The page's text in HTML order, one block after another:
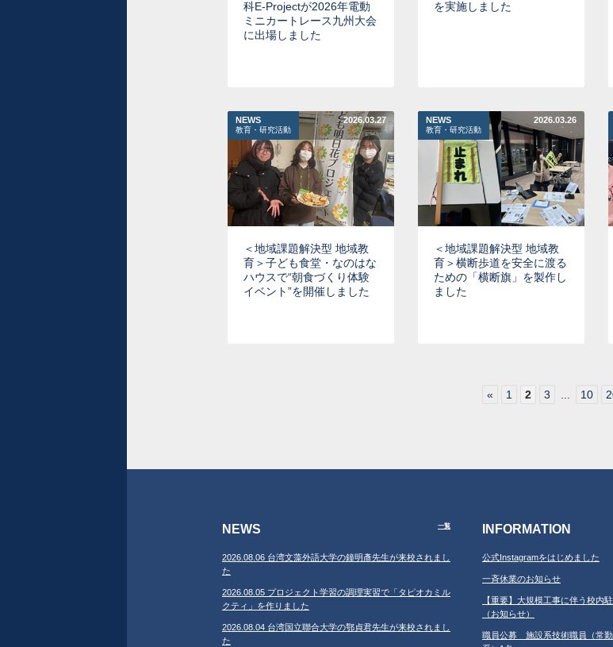
科E-Projectが2026年電動
ミニカートレース九州大会
に出場しました
を実施しました
NEWS
教育・研究活動
2026.03.27
＜地域課題解決型 地域教
育＞子ども食堂・なのはな
ハウスで“朝食づくり体験
イベント”を開催しました
NEWS
教育・研究活動
2026.03.26
＜地域課題解決型 地域教
育＞横断歩道を安全に渡る
ための「横断旗」を製作し
ました
« 1 2 3 10
NEWS 一覧
2026.08.06 台湾文藻外語大学の鐘明彥先生が来校されまし
た
2026.08.05 プロジェクト学習の調理実習で「タピオカミル
クティ」を作りました
2026.08.04 台湾国立聯合大学の鄂貞君先生が来校されまし
た
INFORMATION
公式Instagramをはじめました
一斉休業のお知らせ
【重要】大規模工事に伴う校内
（お知らせ）
職員公募 施設系技術職員（常